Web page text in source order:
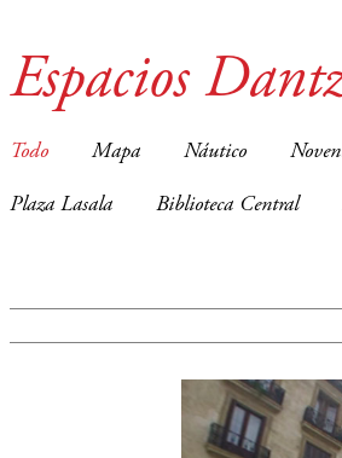
Espacios
Todo Mapa Náutico
Plaza Lasala Biblioteca Central